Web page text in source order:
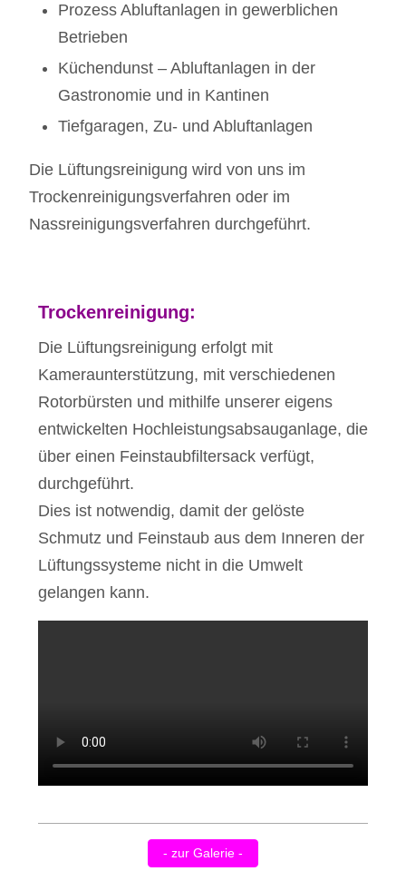
Prozess Abluftanlagen in gewerblichen
Betrieben
Küchendunst – Abluftanlagen in der
Gastronomie und in Kantinen
Tiefgaragen, Zu- und Abluftanlagen
Die Lüftungsreinigung wird von uns im
Trockenreinigungsverfahren oder im
Nassreinigungsverfahren durchgeführt.
Trockenreinigung:
Die Lüftungsreinigung erfolgt mit
Kameraunterstützung, mit verschiedenen
Rotorbürsten und mithilfe unserer eigens
entwickelten Hochleistungsabsauganlage, die
über einen Feinstaubfiltersack verfügt,
durchgeführt.
Dies ist notwendig, damit der gelöste
Schmutz und Feinstaub aus dem Inneren der
Lüftungssysteme nicht in die Umwelt
gelangen kann.
- zur Galerie -